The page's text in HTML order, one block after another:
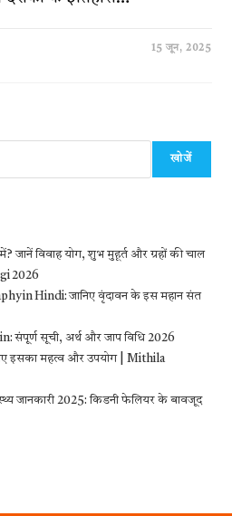
15 जून, 2025
खोजें
जानें विवाह योग, शुभ मुहूर्त और ग्रहों की चाल
2026
in Hindi: जानिए वृंदावन के इस महान संत
संपूर्ण सूची, अर्थ और जाप विधि 2026
इसका महत्व और उपयोग | Mithila
जानकारी 2025: किडनी फेलियर के बावजूद